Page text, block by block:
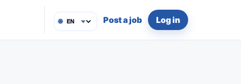
🌐 Post a job Log in